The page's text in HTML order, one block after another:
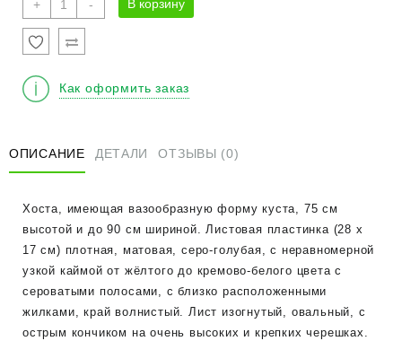
+
товара
Хоста
"Регал
- В корзину
Как оформить заказ
ОПИСАНИЕ ДЕТАЛИ ОТЗЫВЫ (0)
Хоста, имеющая вазообразную форму куста, 75 см
высотой и до 90 см шириной. Листовая пластинка (28 x
17 см) плотная, матовая, серо-голубая, с неравномерной
узкой каймой от жёлтого до кремово-белого цвета с
сероватыми полосами, с близко расположенными
жилками, край волнистый. Лист изогнутый, овальный, с
острым кончиком на очень высоких и крепких черешках.